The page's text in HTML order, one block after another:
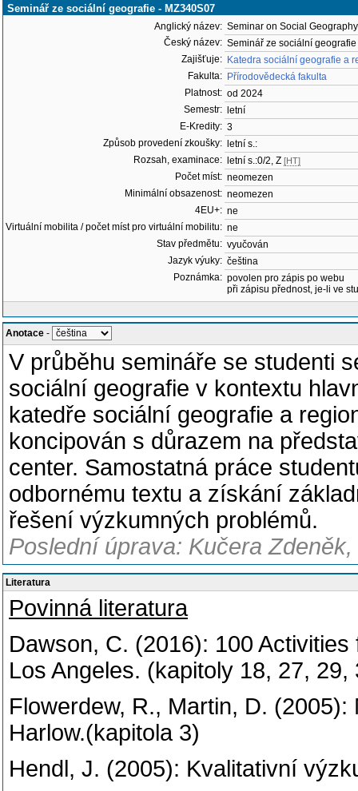
Seminář ze sociální geografie - MZ340S07
Anglický název: Seminar on Social Geography
Český název: Seminář ze sociální geografie
Zajišťuje: Katedra sociální geografie a
Fakulta: Přírodovědecká fakulta
Platnost: od 2024
Semestr:
letní
E-Kredity: 3
Způsob provedení zkoušky:
letní s.:
Rozsah, examinace:
letní s.:0/2, Z [HT]
Počet míst: neomezen
Minimální obsazenost: neomezen
4EU+: ne
Virtuální mobilita / počet míst pro virtuální mobilitu: ne
Stav předmětu: vyučován
Jazyk výuky: čeština
Poznámka: povolen pro zápis po webu
při zápisu přednost, je-li ve
Anotace -
V průběhu semináře se studenti
sociální geografie v kontextu
katedře sociální geografie a
koncipován s důrazem na
center. Samostatná práce
odbornému textu a získání
řešení výzkumných problémů.
Poslední úprava: Kučera
Literatura
Povinná literatura
Dawson, C. (2016): 100
Los Angeles. (kapitoly 18, 27, 29,
Flowerdew, R., Martin, D.
Harlow.(kapitola 3)
Hendl, J. (2005): Kvalitativní